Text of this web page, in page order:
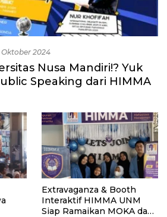
Oktober 2024
Nusa Mandiri!? Yuk
Speaking dari HIMMA
Extravaganza & Booth
Interaktif HIMMA UNM
Siap Ramaikan MOKA dan